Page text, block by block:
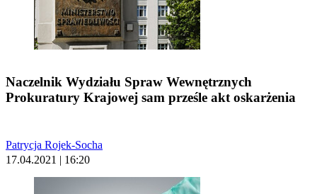
Naczelnik Wydziału Spraw Wewnętrznych
Prokuratury Krajowej sam prześle akt oskarżenia
Patrycja Rojek-Socha
17.04.2021 | 16:20